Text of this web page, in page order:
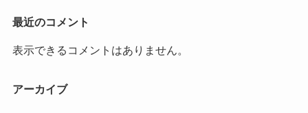
最近のコメント
表示できるコメントはありません。
アーカイブ